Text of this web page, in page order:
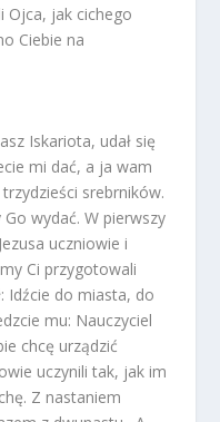
Ojca, jak cichego
Ciebie na
Iskariota, udał się
mi dać, a ja wam
srebrników.
wydać. W pierwszy
uczniowie i
Ci przygotowali
Idźcie do miasta, do
mu: Nauczyciel
chcę urządzić
uczynili tak, jak im
Z nastaniem